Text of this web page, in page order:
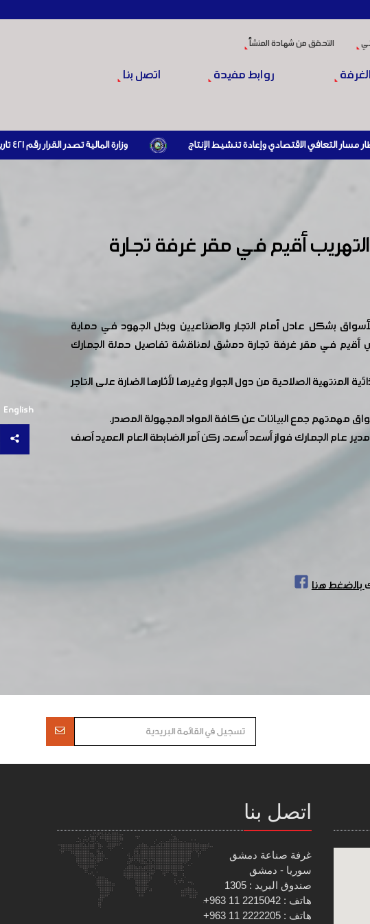
التحقق من شهادة المنشأ
روابط مفيدة اتصل بنا
وزارة المالية تصدر القرار رقم 421 تاريخ 24/3/2026 المتضمن الزام المستوردين بإبراز براءة ذمة مالية سارية صادرة عن الهيئة العامة للضرائب والرسوم أو مديرياتها عند القيام بعمليات الاستيراد
English
أقيم في مقر غرفة تجارة
بشكل عادل أمام التجار والصناعيين وبذل الجهود في حماية
أقيم في مقر غرفة تجارة دمشق لمناقشة تفاصيل حملة الجمارك
الصلاحية من دول الجوار وغيرها لأثارها الضارة على التاجر
مهمتهم جمع البيانات عن كافة المواد المجهولة المصدر.
الجمارك فواز أسعد أسعد، ركن آمر الضابطة العام العميد آصف
بالضغط هنا
اتصل بنا
غرفة صناعة دمشق
سوريا - دمشق
صندوق البريد : 1305
هاتف : 2215042 11 963+
هاتف : 2222205 11 963+